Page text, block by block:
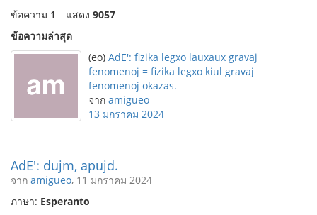
ข้อความ 1 แสดง 9057
ข้อความล่าสุด
(eo) AdE': fizika legxo lauxaux gravaj
fenomenoj = fizika legxo kiul gravaj
fenomenoj okazas.
จาก amigueo
13 มกราคม 2024
AdE': dujm, apujd.
จาก amigueo, 11 มกราคม 2024
ภาษา: Esperanto